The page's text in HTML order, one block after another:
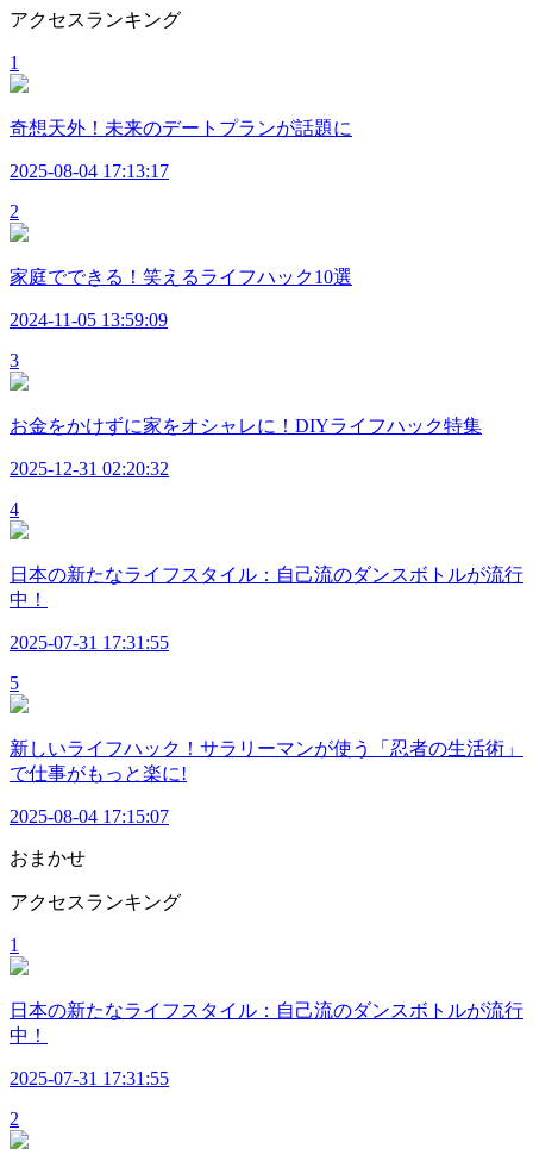
アクセスランキング
1
奇想天外！未来のデートプランが話題に
2025-08-04 17:13:17
2
家庭でできる！笑えるライフハック10選
2024-11-05 13:59:09
3
お金をかけずに家をオシャレに！DIYライフハック特集
2025-12-31 02:20:32
4
日本の新たなライフスタイル：自己流のダンスボトルが流行
中！
2025-07-31 17:31:55
5
新しいライフハック！サラリーマンが使う「忍者の生活術」
で仕事がもっと楽に!
2025-08-04 17:15:07
おまかせ
アクセスランキング
1
日本の新たなライフスタイル：自己流のダンスボトルが流行
中！
2025-07-31 17:31:55
2